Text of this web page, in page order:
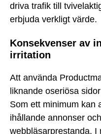
driva trafik till
erbjuda verkligt värde.
Konsekvenser av
irritation
Att använda
liknande oseriösa
Som ett minimum kan
ihållande annonser
webbläsarprestanda. I